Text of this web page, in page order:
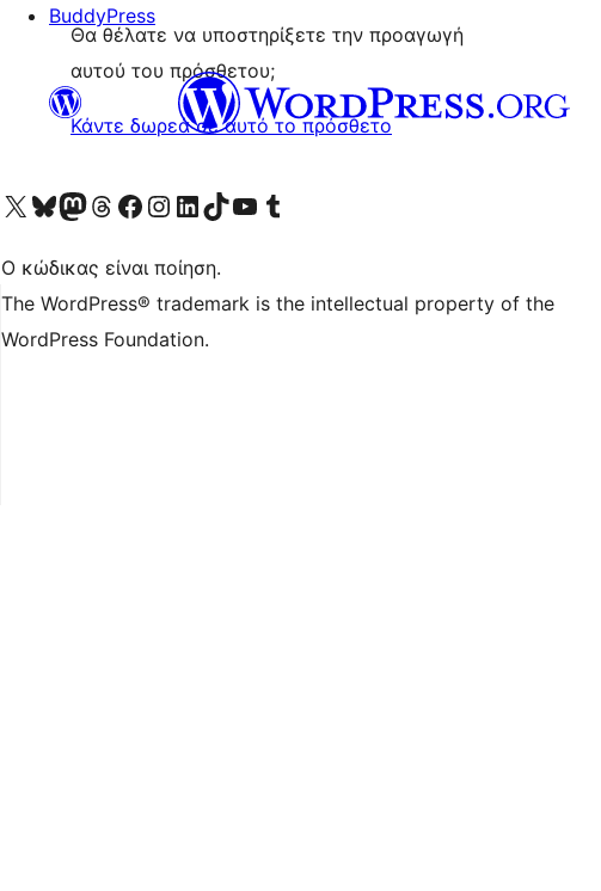
Θα θέλατε να υποστηρίξετε την προαγωγή
αυτού του πρόσθετου;
Κάντε δωρεά σε αυτό το πρόσθετο
BuddyPress
Visit our X (formerly Twitter) account
Visit our Bluesky account
Επισκεφθείτε τον λογαριασμό μας στο Mastodon
Visit our Threads account
Επισκεφτείτε τη σελίδα μας στο Facebook
Επισκεφθείτε τον λογαριασμό μας Instagram
Επισκεφθείτε τον λογαριασμό μας LinkedIn
Visit our TikTok account
Visit our YouTube channel
Visit our Tumblr account
Ο κώδικας είναι ποίηση.
The WordPress® trademark is the intellectual property of the
WordPress Foundation.